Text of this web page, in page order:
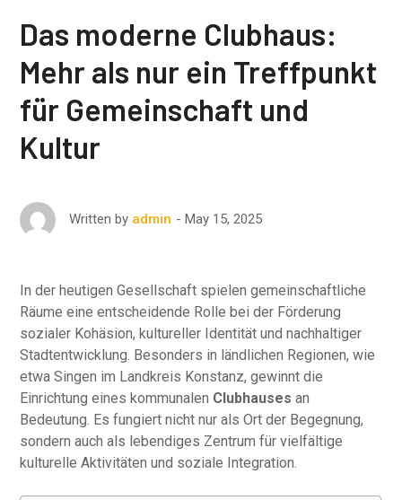
Das moderne Clubhaus:
Mehr als nur ein Treffpunkt
für Gemeinschaft und
Kultur
Written by admin May 15, 2025
In der heutigen Gesellschaft spielen gemeinschaftliche
Räume eine entscheidende Rolle bei der Förderung
sozialer Kohäsion, kultureller Identität und nachhaltiger
Stadtentwicklung. Besonders in ländlichen Regionen, wie
etwa Singen im Landkreis Konstanz, gewinnt die
Einrichtung eines kommunalen Clubhauses an
Bedeutung. Es fungiert nicht nur als Ort der Begegnung,
sondern auch als lebendiges Zentrum für vielfältige
kulturelle Aktivitäten und soziale Integration.